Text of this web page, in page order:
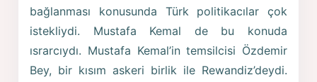
bağlanması konusunda Türk politikacılar çok
istekliydi. Mustafa Kemal de bu konuda
ısrarcıydı. Mustafa Kemal’in temsilcisi Özdemir
Bey, bir kısım askeri birlik ile Rewandiz’deydi.